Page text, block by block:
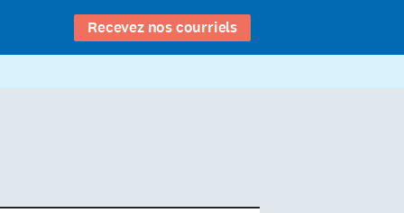
Recevez nos courriels